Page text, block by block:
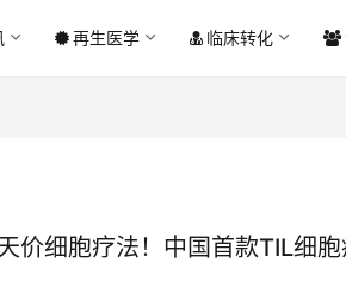
再生医学 临床转化
价细胞疗法！中国首款TIL细